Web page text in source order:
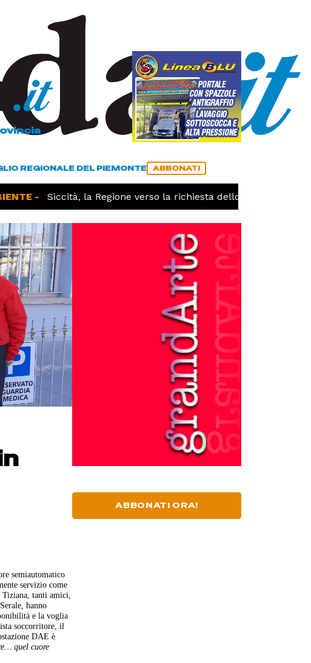
REGIONALE DEL PIEMONTE ABBONATI
- Siccità, la Regione verso la richiesta dello stato di
semiautomatico
servizio come
tanti amici,
hanno
e la voglia
soccorritore, il
DAE è
quel cuore
ABBONATI ORA!